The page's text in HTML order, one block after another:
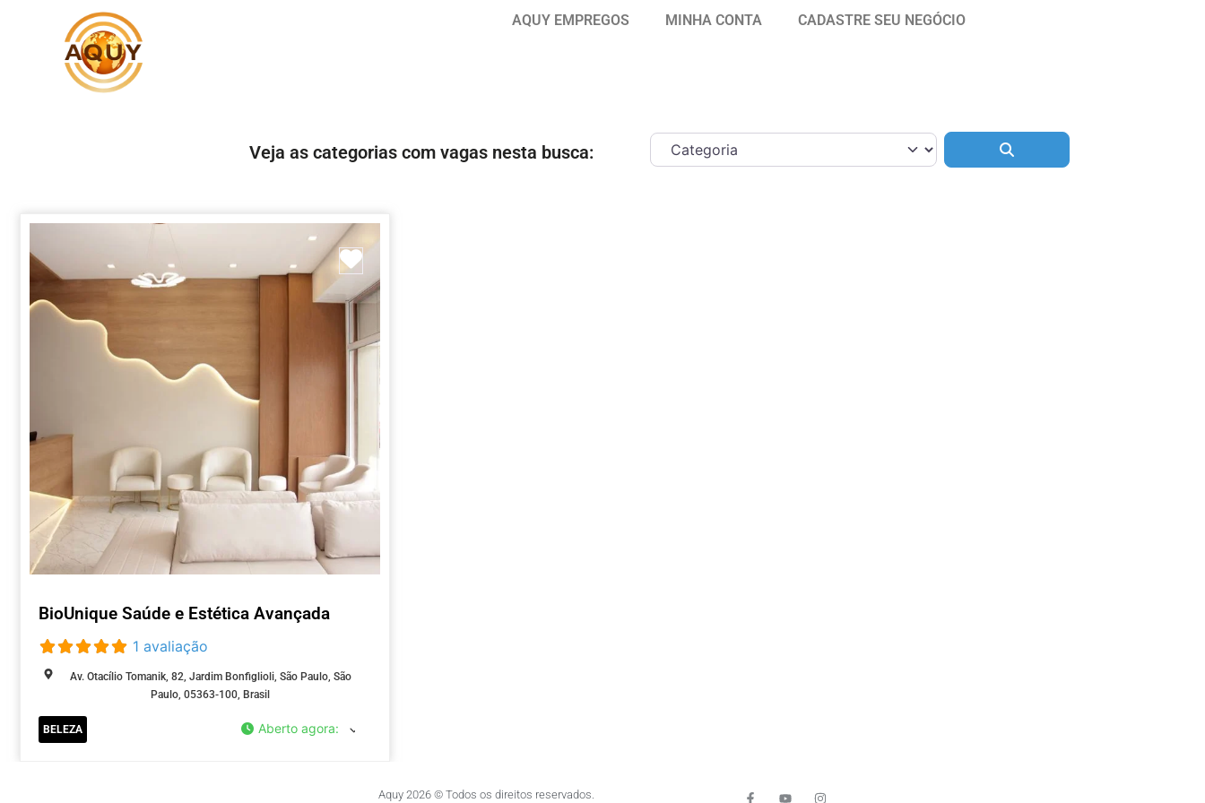
AQUY EMPREGOS MINHA CONTA CADASTRE SEU NEGÓCIO
Veja as categorias com vagas nesta busca:
Marcar como Favorito
BioUnique Saúde e Estética Avançada
1 avaliação
Av. Otacílio Tomanik, 82, Jardim Bonfiglioli, São Paulo, São
Paulo, 05363-100, Brasil
BELEZA Aberto agora:
Aquy 2026 © Todos os direitos reservados.